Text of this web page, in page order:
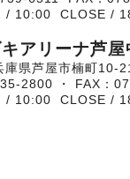
/ 10:00 CLOSE /
アリーナ芦屋
庫県芦屋市楠町10-
2800 ・ FAX：
/ 10:00 CLOSE /